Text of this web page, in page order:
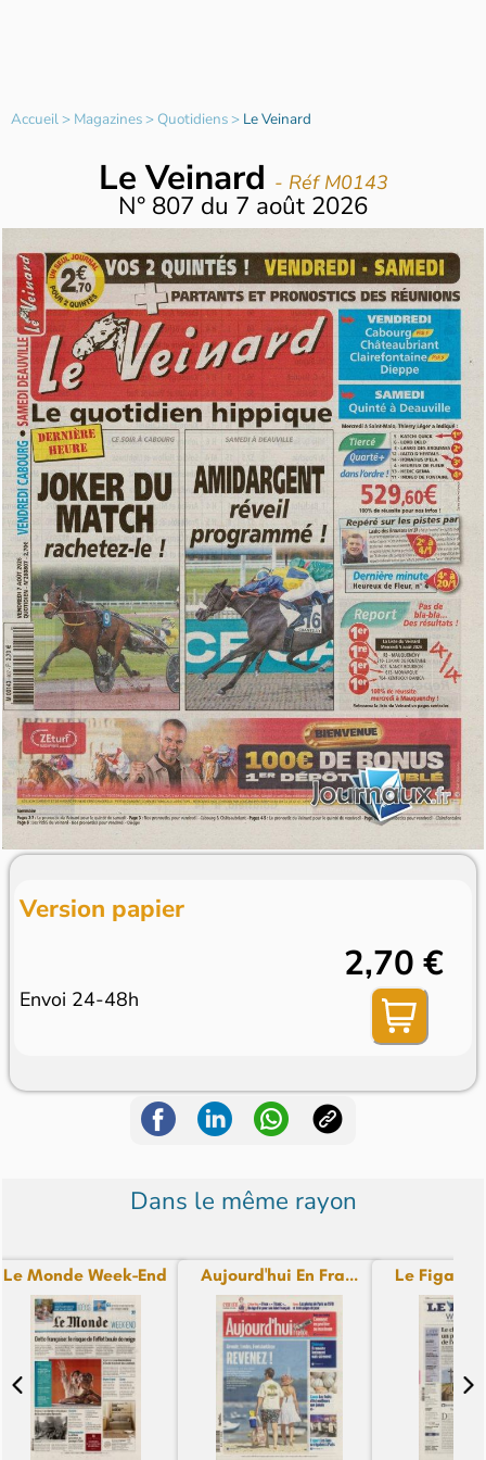
Accueil> Magazines> Quotidiens> Le Veinard
Le Veinard - Réf M0143
N° 807 du 7 août 2026
Version papier
Envoi 24-48h
2,70 €
Dans le même rayon
Le Monde Week-End Aujourd'hui En Fra... Le Figaro